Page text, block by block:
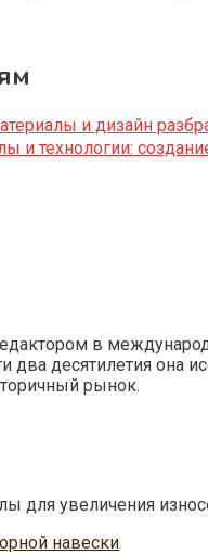
и дизайн
и технологии:
в
два десятилетия
рынок.
навески